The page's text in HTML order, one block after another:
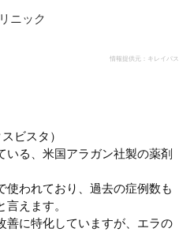
ニック
情報提供元：キレイパス
ビスタ）
いる、米国アラガン社製の薬剤
使われており、過去の症例数も
えます。
善に特化していますが、エラの